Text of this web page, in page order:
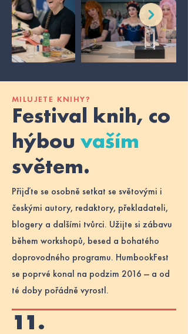
MILUJETE KNIHY?
Festival knih, co
hýbou vaším
světem.
Přijďte se osobně setkat se světovými i
českými autory, redaktory, překladateli,
blogery a dalšími tvůrci. Užijte si zábavu
během workshopů, besed a bohatého
doprovodného programu. HumbookFest
se poprvé konal na podzim 2016 — a od
té doby pořádně vyrostl.
11.